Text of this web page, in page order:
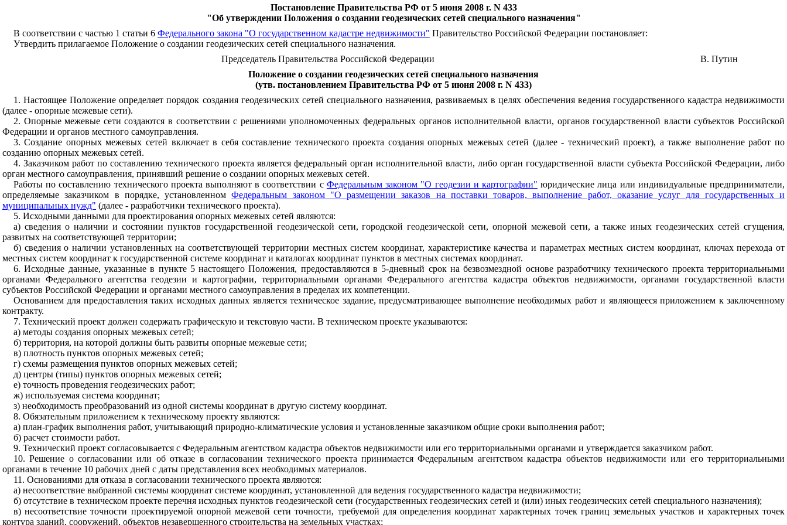
Постановление Правительства РФ от 5 июня 2008 г. N 433
"Об утверждении Положения о создании геодезических сетей специального назначения"
В соответствии с частью 1 статьи 6 Федерального закона "О государственном кадастре недвижимости" Правительство Российской Федерации постановляет:
Утвердить прилагаемое Положение о создании геодезических сетей специального назначения.
Председатель Правительства Российской Федерации
В. Путин
Положение о создании геодезических сетей специального назначения
(утв. постановлением Правительства РФ от 5 июня 2008 г. N 433)
1. Настоящее Положение определяет порядок создания геодезических сетей специального назначения, развиваемых в целях обеспечения ведения государственного кадастра недвижимости
(далее - опорные межевые сети).
2. Опорные межевые сети создаются в соответствии с решениями уполномоченных федеральных органов исполнительной власти, органов государственной власти субъектов Российской
Федерации и органов местного самоуправления.
3. Создание опорных межевых сетей включает в себя составление технического проекта создания опорных межевых сетей (далее - технический проект), а также выполнение работ по
созданию опорных межевых сетей.
4. Заказчиком работ по составлению технического проекта является федеральный орган исполнительной власти, либо орган государственной власти субъекта Российской Федерации, либо
орган местного самоуправления, принявший решение о создании опорных межевых сетей.
Работы по составлению технического проекта выполняют в соответствии с Федеральным законом "О геодезии и картографии" юридические лица или индивидуальные предприниматели,
определяемые заказчиком в порядке, установленномФедеральным законом "О размещении заказов на поставки товаров, выполнение работ, оказание услуг для государственных и
муниципальных нужд" (далее - разработчики технического проекта).
5. Исходными данными для проектирования опорных межевых сетей являются:
а) сведения о наличии и состоянии пунктов государственной геодезической сети, городской геодезической сети, опорной межевой сети, а также иных геодезических сетей сгущения,
развитых на соответствующей территории;
б) сведения о наличии установленных на соответствующей территории местных систем координат, характеристике качества и параметрах местных систем координат, ключах перехода от
местных систем координат к государственной системе координат и каталогах координат пунктов в местных системах координат.
6. Исходные данные, указанные в пункте 5 настоящего Положения, предоставляются в 5-дневный срок на безвозмездной основе разработчику технического проекта территориальными
органами Федерального агентства геодезии и картографии, территориальными органами Федерального агентства кадастра объектов недвижимости, органами государственной власти
субъектов Российской Федерации и органами местного самоуправления в пределах их компетенции.
Основанием для предоставления таких исходных данных является техническое задание, предусматривающее выполнение необходимых работ и являющееся приложением к заключенному
контракту.
7. Технический проект должен содержать графическую и текстовую части. В техническом проекте указываются:
а) методы создания опорных межевых сетей;
б) территория, на которой должны быть развиты опорные межевые сети;
в) плотность пунктов опорных межевых сетей;
г) схемы размещения пунктов опорных межевых сетей;
д) центры (типы) пунктов опорных межевых сетей;
е) точность проведения геодезических работ;
ж) используемая система координат;
з) необходимость преобразований из одной системы координат в другую систему координат.
8. Обязательным приложением к техническому проекту являются:
а) план-график выполнения работ, учитывающий природно-климатические условия и установленные заказчиком общие сроки выполнения работ;
б) расчет стоимости работ.
9. Технический проект согласовывается с Федеральным агентством кадастра объектов недвижимости или его территориальными органами и утверждается заказчиком работ.
10. Решение о согласовании или об отказе в согласовании технического проекта принимается Федеральным агентством кадастра объектов недвижимости или его территориальными
органами в течение 10 рабочих дней с даты представления всех необходимых материалов.
11. Основаниями для отказа в согласовании технического проекта являются:
а) несоответствие выбранной системы координат системе координат, установленной для ведения государственного кадастра недвижимости;
б) отсутствие в техническом проекте перечня исходных пунктов геодезической сети (государственных геодезических сетей и (или) иных геодезических сетей специального назначения);
в) несоответствие точности проектируемой опорной межевой сети точности, требуемой для определения координат характерных точек границ земельных участков и характерных точек
контура зданий, сооружений, объектов незавершенного строительства на земельных участках;